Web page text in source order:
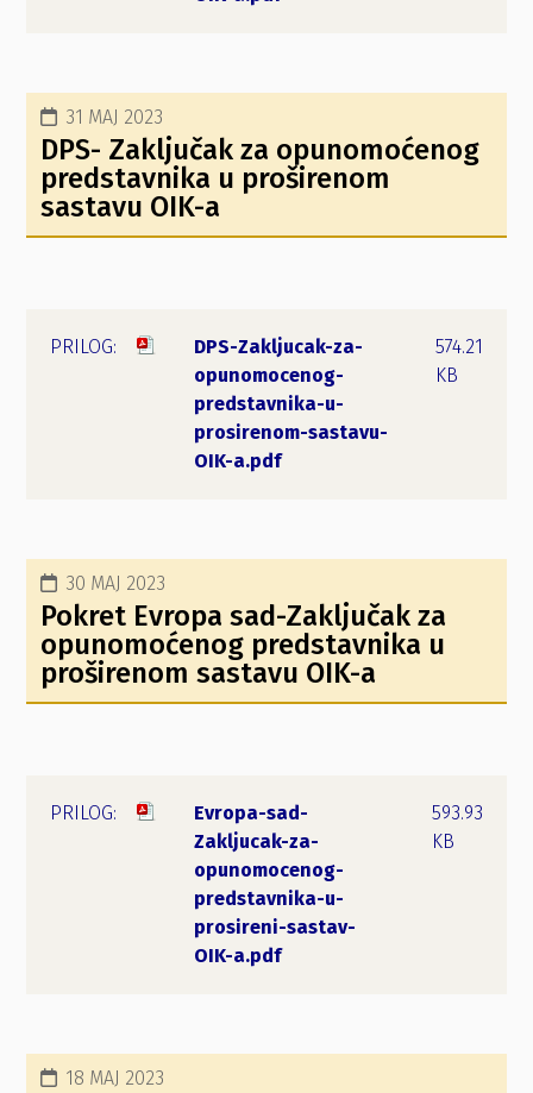
31 MAJ 2023
DPS- Zaključak za opunomoćenog
predstavnika u proširenom
sastavu OIK-a
DPS-Zakljucak-za-
opunomocenog-
predstavnika-u-
prosirenom-sastavu-
OIK-a.pdf
574.21
KB
30 MAJ 2023
Pokret Evropa sad-Zaključak za
opunomoćenog predstavnika u
proširenom sastavu OIK-a
Evropa-sad-
Zakljucak-za-
opunomocenog-
predstavnika-u-
prosireni-sastav-
OIK-a.pdf
593.93
KB
18 MAJ 2023